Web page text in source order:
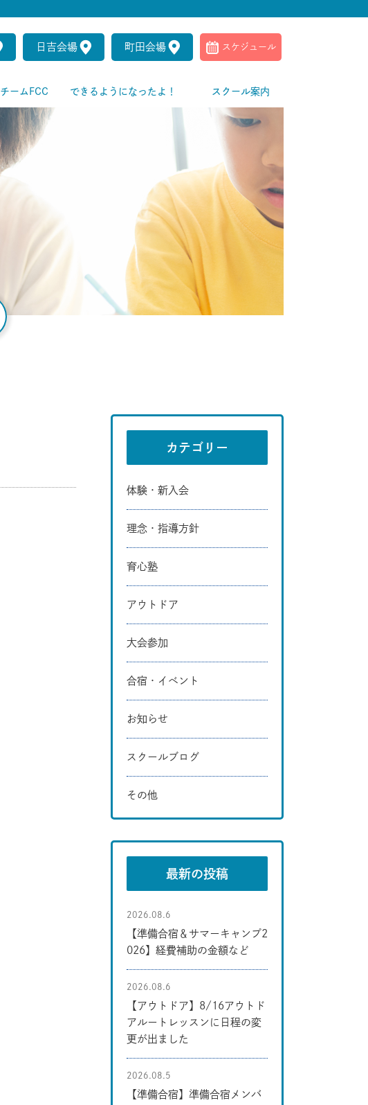
日吉会場 町田会場 スケジュール
チームFCC できるようになったよ！ スクール案内
カテゴリー
体験・新入会
理念・指導方針
育心塾
アウトドア
大会参加
合宿・イベント
お知らせ
スクールブログ
その他
最新の投稿
【準備合宿＆サマーキャンプ2
026】経費補助の金額など
2026.08.6
【アウトドア】8/16アウトド
アルートレッスンに日程の変
更が出ました
2026.08.6
【準備合宿】準備合宿メンバ
2026.08.5